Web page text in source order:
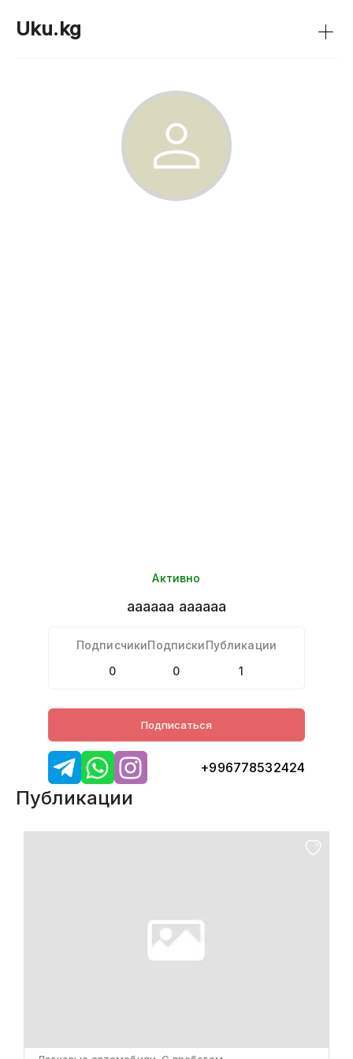
Uku.kg +
Активно
aaaaaa aaaaaa
Подписчики
0
Подписки
0
Публикации
1
Подписаться
+996778532424
Публикации